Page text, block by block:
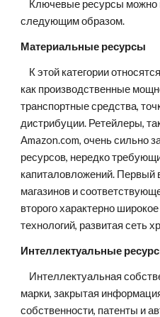
следующим образом.
Материальные ресурсы
как производственные
транспортные средства,
дистрибуции. Ретейлеры,
Amazon.com, очень сильно
ресурсов, нередко
капиталовложений. Первый
магазинов и
второго характерно
технологий, развитая сеть
Интеллектуальные
марки, закрытая
собственности, патенты и